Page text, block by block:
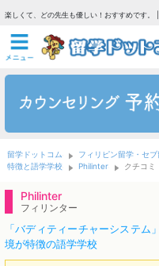
楽しくて、どの先生も優しい！おすすめです
留学ドットコム フィリピン留学・セ
特徴と語学学校
Philinter クチコミ
Philinter
フィリンター
「バディティーチャーシステ
境が特徴の語学学校